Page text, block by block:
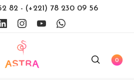
82 - (+221) 78 230 09 56
0